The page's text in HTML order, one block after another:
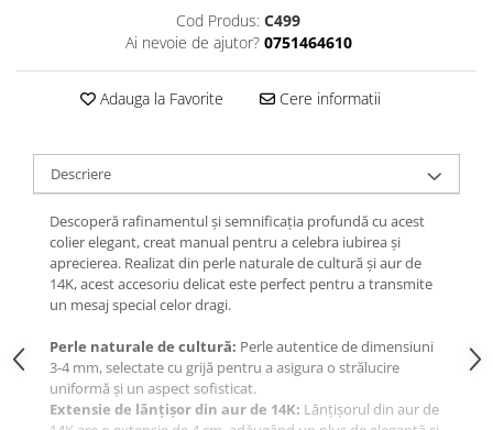
Cod Produs: C499
Ai nevoie de ajutor? 0751464610
Adauga la Favorite Cere informatii
Descriere
Descoperă rafinamentul și semnificația profundă cu acest
colier elegant, creat manual pentru a celebra iubirea și
aprecierea. Realizat din perle naturale de cultură și aur de
14K, acest accesoriu delicat este perfect pentru a transmite
un mesaj special celor dragi.
Perle naturale de cultură: Perle autentice de dimensiuni
3-4 mm, selectate cu grijă pentru a asigura o strălucire
uniformă și un aspect sofisticat.
Extensie de lănțișor din aur de 14K: Lănțișorul din aur de